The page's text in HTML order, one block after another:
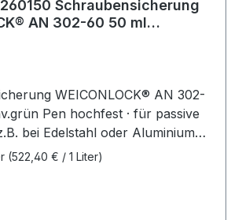
Schraubensicherung
AN 302-60 50 ml
WEICONLOCK® AN 302-
Pen hochfest · für passive
bei Edelstahl oder Aluminium
einsetzbar · schwer demontierbar
(522,40 € / 1 Liter)